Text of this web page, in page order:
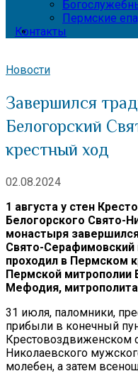
Пермские
Контакты
Новости
Завершился
Белогорский
крестный ход
02.08.2024
1 августа у стен
Белогорского Свято-
монастыря
Свято-
проходил в Пермском
Пермской
Мефодия,
31 июля, паломники,
прибыли в конечный
Крестовоздвиженском
Николаевского
молебен, а затем